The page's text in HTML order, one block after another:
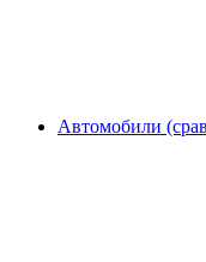
Автомобили